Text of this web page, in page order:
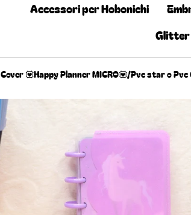
Accessori per Hobonichi
Glitter
Cover 💟Happy Planner MICRO💟/Pvc star o